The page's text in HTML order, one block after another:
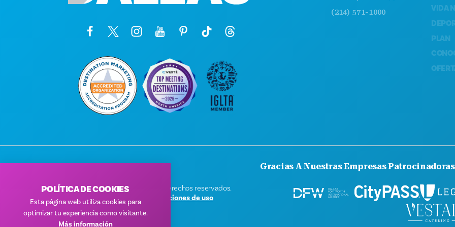
(214) 571-1000
VIDA
DEPORTES
CONOCE A
OFERTAS
Gracias A Nuestras Empresas Patrocinadoras
© 2026 Visit Dallas. Todos los derechos reservados.
Política de privacidad
Condiciones de uso
POLÍTICA DE COOKIES
Esta página web utiliza cookies para
optimizar tu experiencia como visitante.
Más información